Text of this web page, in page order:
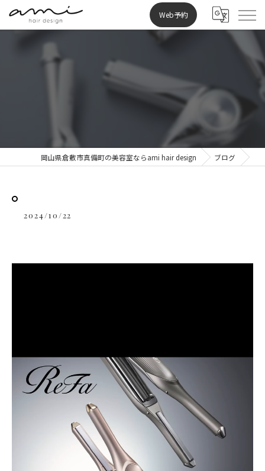
Web予約
⁡
岡山県倉敷市真備町の美容室ならami hair design ブログ
2024/10/22